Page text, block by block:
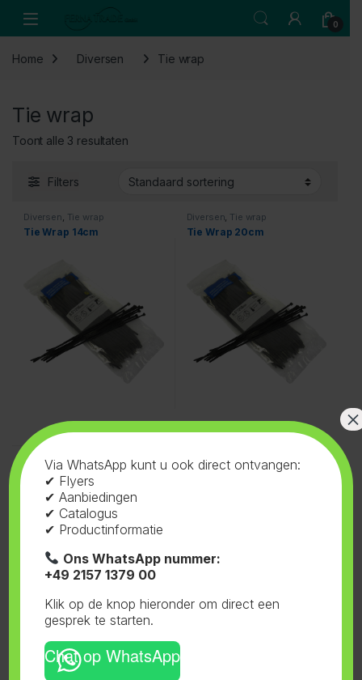
Open 0
Home Diversen Tie wrap
Tie wrap
Toont alle 3 resultaten
Filters
Diversen, Tie wrap
Tie Wrap 14cm
Diversen, Tie wrap
Tie Wrap 20cm
Diversen, Tie wrap
Tie Wrap 30cm
Via WhatsApp kunt u ook direct ontvangen:
✔ Flyers
✔ Aanbiedingen
✔ Catalogus
✔ Productinformatie
Ons WhatsApp nummer:
+49 2157 1379 00
Klik op de knop hieronder om direct een
gesprek te starten.
Chat op WhatsApp
×